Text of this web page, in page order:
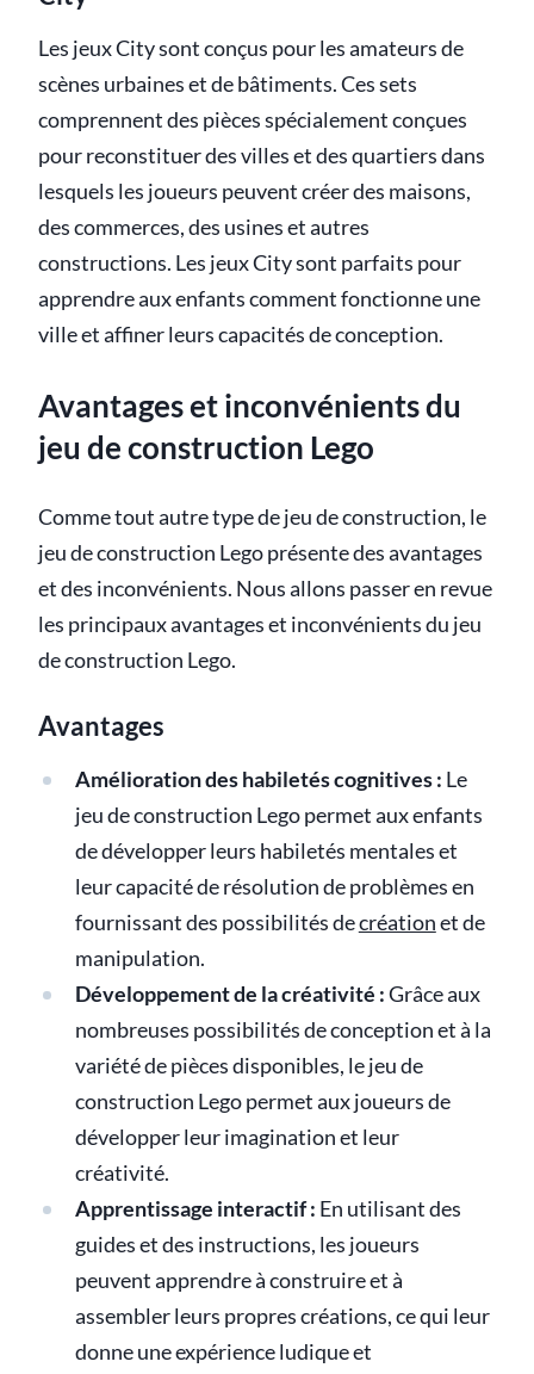
Les jeux City sont conçus pour les amateurs de
scènes urbaines et de bâtiments. Ces sets
comprennent des pièces spécialement conçues
pour reconstituer des villes et des quartiers dans
lesquels les joueurs peuvent créer des maisons,
des commerces, des usines et autres
constructions. Les jeux City sont parfaits pour
apprendre aux enfants comment fonctionne une
ville et affiner leurs capacités de conception.
Avantages et inconvénients du
jeu de construction Lego
Comme tout autre type de jeu de construction, le
jeu de construction Lego présente des avantages
et des inconvénients. Nous allons passer en revue
les principaux avantages et inconvénients du jeu
de construction Lego.
Avantages
Amélioration des habiletés cognitives : Le
jeu de construction Lego permet aux enfants
de développer leurs habiletés mentales et
leur capacité de résolution de problèmes en
fournissant des possibilités decréationet de
manipulation.
Développement de la créativité :Grâce aux
nombreuses possibilités de conception et à la
variété de pièces disponibles, le jeu de
construction Lego permet aux joueurs de
développer leur imagination et leur
créativité.
Apprentissage interactif : En utilisant des
guides et des instructions, les joueurs
peuvent apprendre à construire et à
assembler leurs propres créations, ce qui leur
donne une expérience ludique et